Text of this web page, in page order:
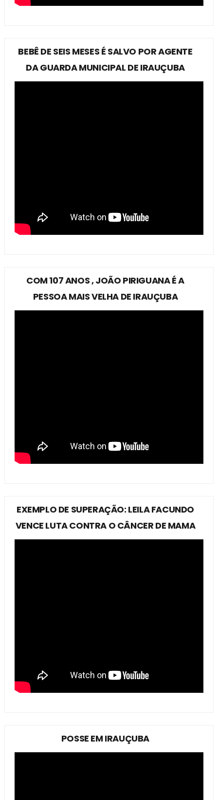
BEBÊ DE SEIS MESES É SALVO POR AGENTE
DA GUARDA MUNICIPAL DE IRAUÇUBA
COM 107 ANOS , JOÃO PIRIGUANA É A
PESSOA MAIS VELHA DE IRAUÇUBA
EXEMPLO DE SUPERAÇÃO: LEILA FACUNDO
VENCE LUTA CONTRA O CÂNCER DE MAMA
POSSE EM IRAUÇUBA